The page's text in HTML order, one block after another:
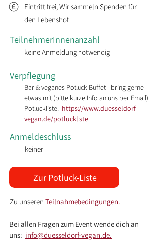
Eintritt frei, Wir sammeln Spenden für
den Lebenshof
TeilnehmerInnenanzahl
keine Anmeldung notwendig
Verpflegung
Bar & veganes Potluck Buffet - bring gerne
etwas mit (bitte kurze Info an uns per Email).
Potluckliste: https://www.duesseldorf-
vegan.de/potluckliste
Anmeldeschluss
keiner
Zur Potluck-Liste
Zu unseren Teilnahmebedingungen.
Bei allen Fragen zum Event wende dich an
uns: info@duesseldorf-vegan.de.